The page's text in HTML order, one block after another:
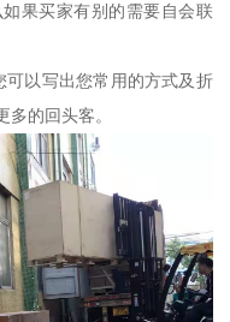
果买家有别的需要自会联
以写出您常用的方式及折
的回头客。